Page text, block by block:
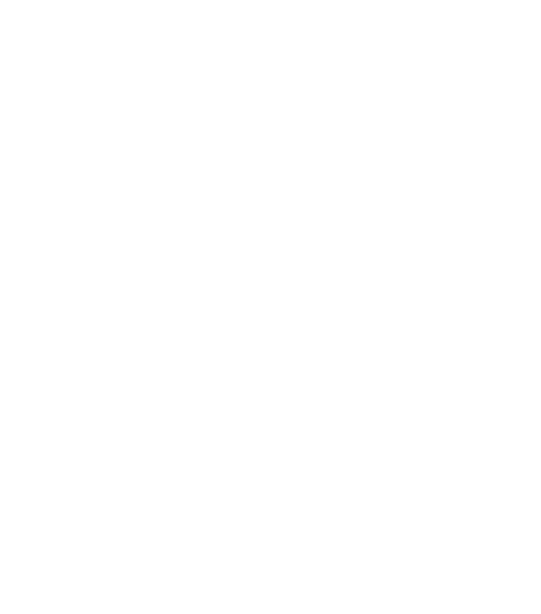
роста и развития деревьев.
профилактики опытные садоводы советуют не
телефонам. Отправка производится в минимально
отростках, оставляют 1 центральный побег. Со временем он
они могут обламываться, поэтому их обязательно
морозами и сухие ветви.